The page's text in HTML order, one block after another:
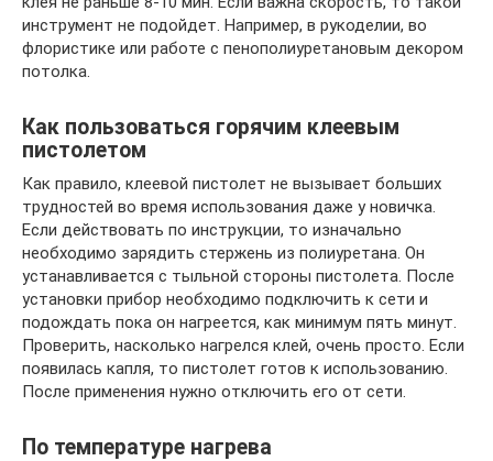
инструмент не подойдет. Например, в рукоделии, во
флористике или работе с пенополиуретановым декором
потолка.
Как пользоваться горячим клеевым
пистолетом
Как правило, клеевой пистолет не вызывает больших
трудностей во время использования даже у новичка.
Если действовать по инструкции, то изначально
необходимо зарядить стержень из полиуретана. Он
устанавливается с тыльной стороны пистолета. После
установки прибор необходимо подключить к сети и
подождать пока он нагреется, как минимум пять минут.
Проверить, насколько нагрелся клей, очень просто. Если
появилась капля, то пистолет готов к использованию.
После применения нужно отключить его от сети.
По температуре нагрева